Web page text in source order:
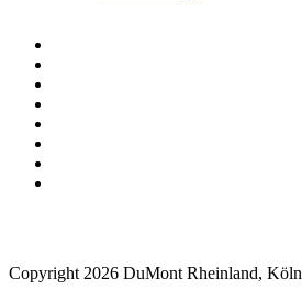
Copyright 2026 DuMont Rheinland, Köln